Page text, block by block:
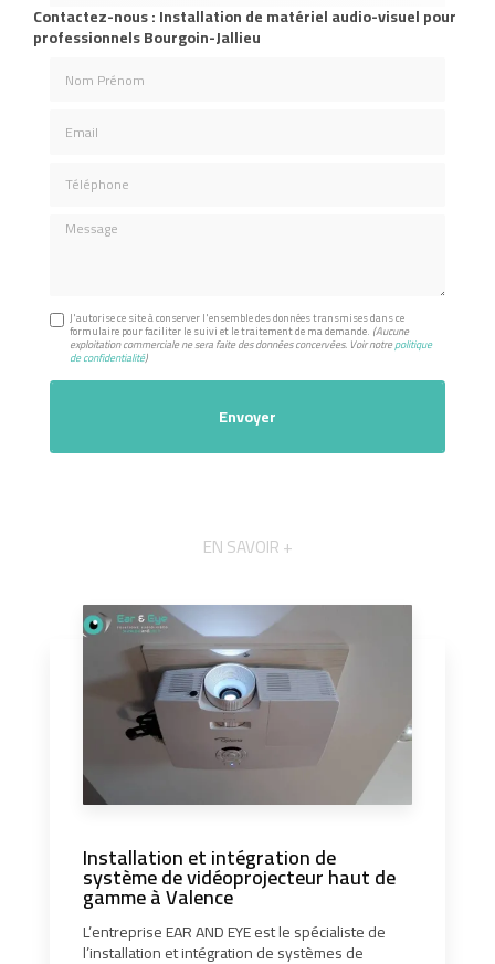
Contactez-nous : Installation de matériel audio-visuel pour
professionnels Bourgoin-Jallieu
Message
J'autorise ce site à conserver l'ensemble des données transmises dans ce
formulaire pour faciliter le suivi et le traitement de ma demande. (Aucune
exploitation commerciale ne sera faite des données concervées. Voir notrepolitique
de confidentialité)
EN SAVOIR +
Installation et intégration de
système de vidéoprojecteur haut de
gamme à Valence
L’entreprise EAR AND EYE est le spécialiste de
l’installation et intégration de systèmes de